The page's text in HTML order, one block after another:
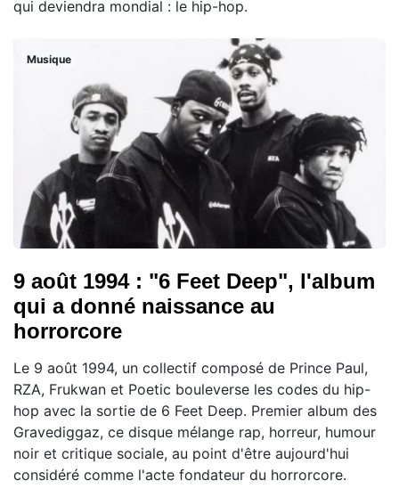
qui deviendra mondial : le hip-hop.
Musique
9 août 1994 : "6 Feet Deep", l'album
qui a donné naissance au
horrorcore
Le 9 août 1994, un collectif composé de Prince Paul,
RZA, Frukwan et Poetic bouleverse les codes du hip-
hop avec la sortie de 6 Feet Deep. Premier album des
Gravediggaz, ce disque mélange rap, horreur, humour
noir et critique sociale, au point d'être aujourd'hui
considéré comme l'acte fondateur du horrorcore.